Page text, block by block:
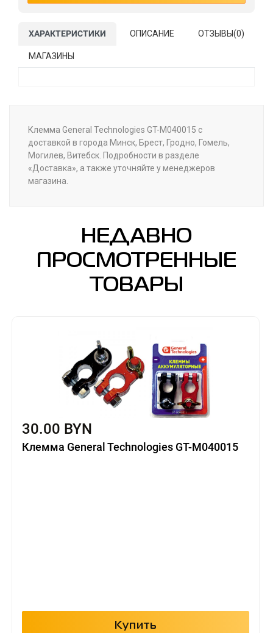
ХАРАКТЕРИСТИКИ ОПИСАНИЕ ОТЗЫВЫ(0)
МАГАЗИНЫ
Клемма General Technologies GT-M040015 с
доставкой в города Минск, Брест, Гродно, Гомель,
Могилев, Витебск. Подробности в разделе
«Доставка», а также уточняйте у менеджеров
магазина.
НЕДАВНО
ПРОСМОТРЕННЫЕ
ТОВАРЫ
30.00 BYN
Клемма General Technologies GT-M040015
Купить